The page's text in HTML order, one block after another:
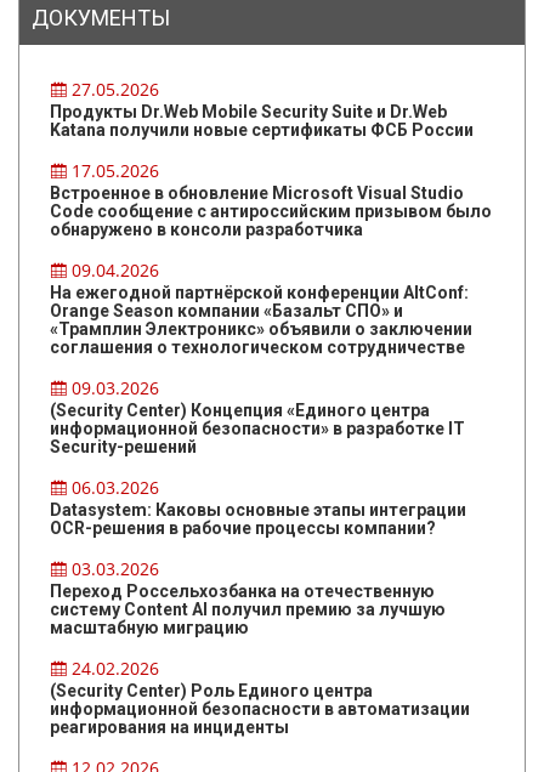
ДОКУМЕНТЫ
27.05.2026
Продукты Dr.Web Mobile Security Suite и Dr.Web
Katana получили новые сертификаты ФСБ России
17.05.2026
Встроенное в обновление Microsoft Visual Studio
Code сообщение с антироссийским призывом было
обнаружено в консоли разработчика
09.04.2026
На ежегодной партнёрской конференции AltConf:
Orange Season компании «Базальт СПО» и
«Трамплин Электроникс» объявили о заключении
соглашения о технологическом сотрудничестве
09.03.2026
(Security Center) Концепция «Единого центра
информационной безопасности» в разработке IT
Security-решений
06.03.2026
Datasystem: Каковы основные этапы интеграции
OCR-решения в рабочие процессы компании?
03.03.2026
Переход Россельхозбанка на отечественную
систему Content AI получил премию за лучшую
масштабную миграцию
24.02.2026
(Security Center) Роль Единого центра
информационной безопасности в автоматизации
реагирования на инциденты